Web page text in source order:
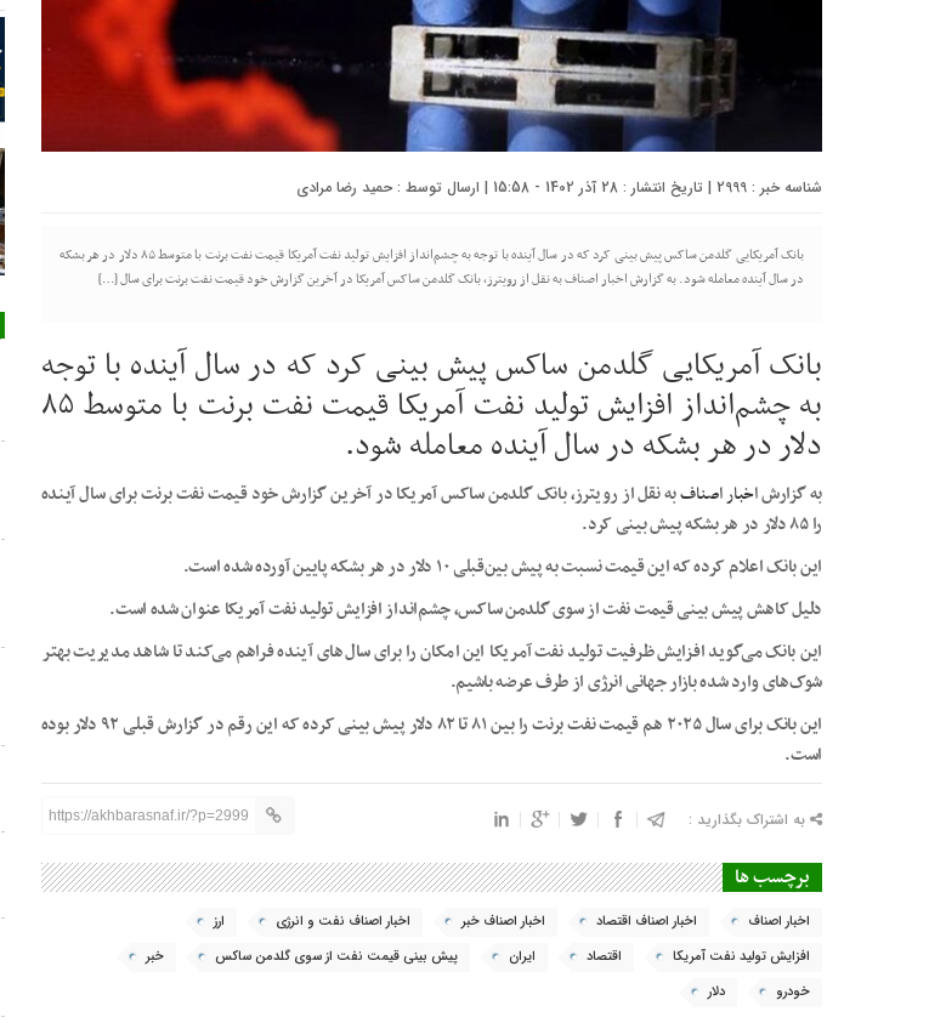
شناسه خبر : 2999 | تاریخ انتشار : 28 آذر 1402 - 15:58 | ارسال توسط : حمید رضا مرادی
بانک آمریکایی گلدمن ساکس پیش بینی کرد که در سال آینده با توجه به چشم‌انداز افزایش تولید نفت آمریکا قیمت نفت برنت با متوسط ۸۵ دلار در هر بشکه
در سال آینده معامله شود. به گزارش اخبار اصناف به نقل از رویترز، بانک گلدمن ساکس آمریکا در آخرین گزارش خود قیمت نفت برنت برای سال […]
بانک آمریکایی گلدمن ساکس پیش بینی کرد که در سال آینده با توجه
به چشم‌انداز افزایش تولید نفت آمریکا قیمت نفت برنت با متوسط ۸۵
دلار در هر بشکه در سال آینده معامله شود.
به گزارشاخبار اصنافبه نقل از رویترز، بانک گلدمن ساکس آمریکا در آخرین گزارش خود قیمت نفت برنت برای سال آینده
را ۸۵ دلار در هر بشکه پیش بینی کرد.
این بانک اعلام کرده که این قیمت نسبت به پیش بین‌قبلی ۱۰ دلار در هر بشکه پایین آورده شده است.
دلیل کاهش پیش بینی قیمت نفت از سوی گلدمن ساکس، چشم‌انداز افزایش تولید نفت آمریکا عنوان شده است.
این بانک می‌گوید افزایش ظرفیت تولید نفت آمریکا این امکان را برای سال‌های آینده فراهم می‌کند تا شاهد مدیریت بهتر
شوک‌های وارد شده بازار جهانی انرژی از طرف عرضه باشیم.
این بانک برای سال ۲۰۲۵ هم قیمت نفت برنت را بین ۸۱ تا ۸۲ دلار پیش بینی کرده که این رقم در گزارش قبلی ۹۲ دلار بوده
است.
به اشتراک بگذارید : https://akhbarasnaf.ir/?p=2999
برچسب ها
اخبار اصناف اخبار اصناف اقتصاد اخبار اصناف خبر اخبار اصناف نفت و انرژی
ارز
افزایش تولید نفت آمریکا
اقتصاد ایران پیش بینی قیمت نفت از سوی گلدمن ساکس
خبر
خودرو
دلار